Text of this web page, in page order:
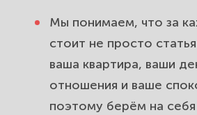
Мы понимаем, что за
стоит не просто
ваша квартира, ваши
отношения и ваше
поэтому берём на